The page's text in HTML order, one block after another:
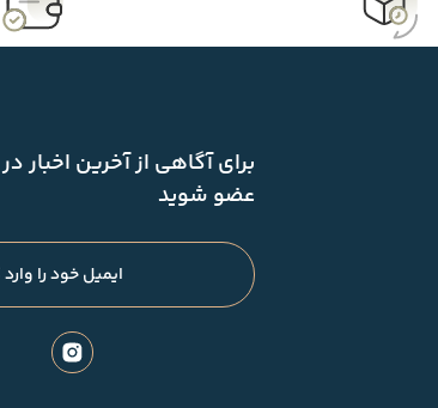
برای آگاهی از آخرین اخبار
عضو شوید